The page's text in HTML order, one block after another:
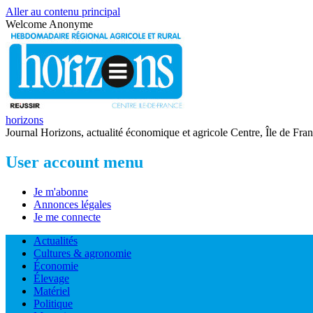
Aller au contenu principal
Welcome Anonyme
horizons
Journal Horizons, actualité économique et agricole Centre, Île de
User account menu
Je m'abonne
Annonces légales
Je me connecte
Actualités
Cultures & agronomie
Économie
Élevage
Matériel
Politique